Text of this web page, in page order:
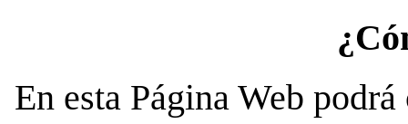
En esta Página Web